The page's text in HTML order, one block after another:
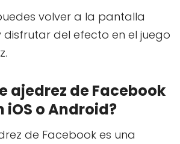
volver a la pantalla
disfrutar del efecto en el juego
ajedrez de Facebook
iOS o Android?
de Facebook es una